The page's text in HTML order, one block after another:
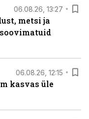
06.08.26, 13:27
metsi ja
06.08.26, 12:15
kasvas üle